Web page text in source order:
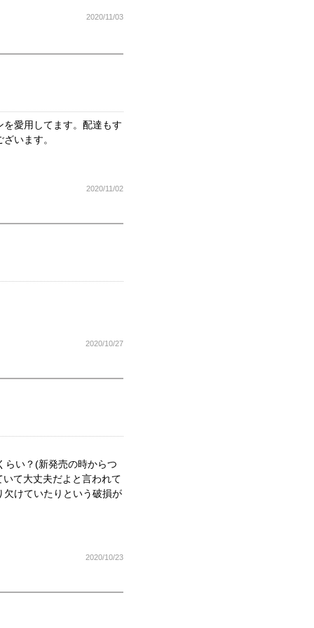
2020/11/03
愛用してます。配達もす
います。
2020/11/02
2020/10/27
らい？(新発売の時からつ
て大丈夫だよと言われて
けていたりという破損が
2020/10/23